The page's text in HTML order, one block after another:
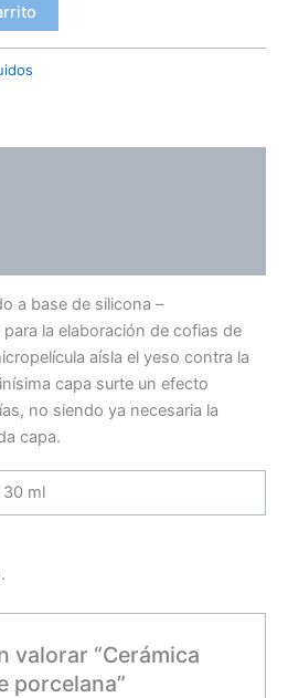
a base de silicona –
la elaboración de cofias de
aísla el yeso contra la
capa surte un efecto
no siendo ya necesaria la
capa.
30 ml
valorar “Cerámica
porcelana”